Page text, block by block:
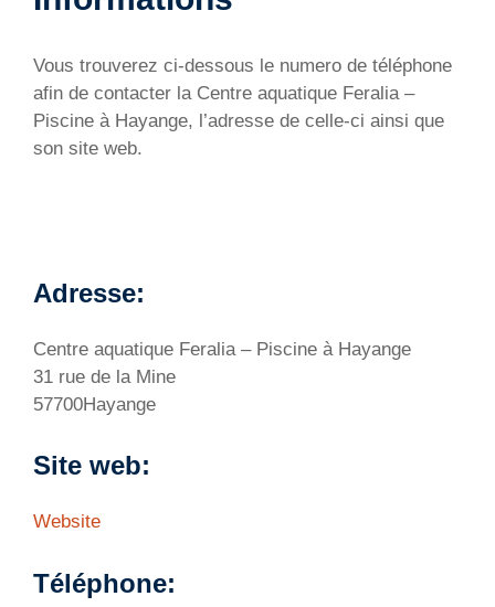
Vous trouverez ci-dessous le numero de téléphone
afin de contacter la Centre aquatique Feralia –
Piscine à Hayange, l’adresse de celle-ci ainsi que
son site web.
Adresse:
Centre aquatique Feralia – Piscine à Hayange
31 rue de la Mine
57700Hayange
Site web:
Website
Téléphone: